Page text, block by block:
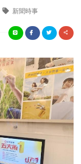
新聞時事